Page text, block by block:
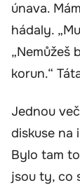
únava.
hádaly.
„Nemůžeš
korun.“
Jednou
diskuse na
Bylo tam
jsou ty, co